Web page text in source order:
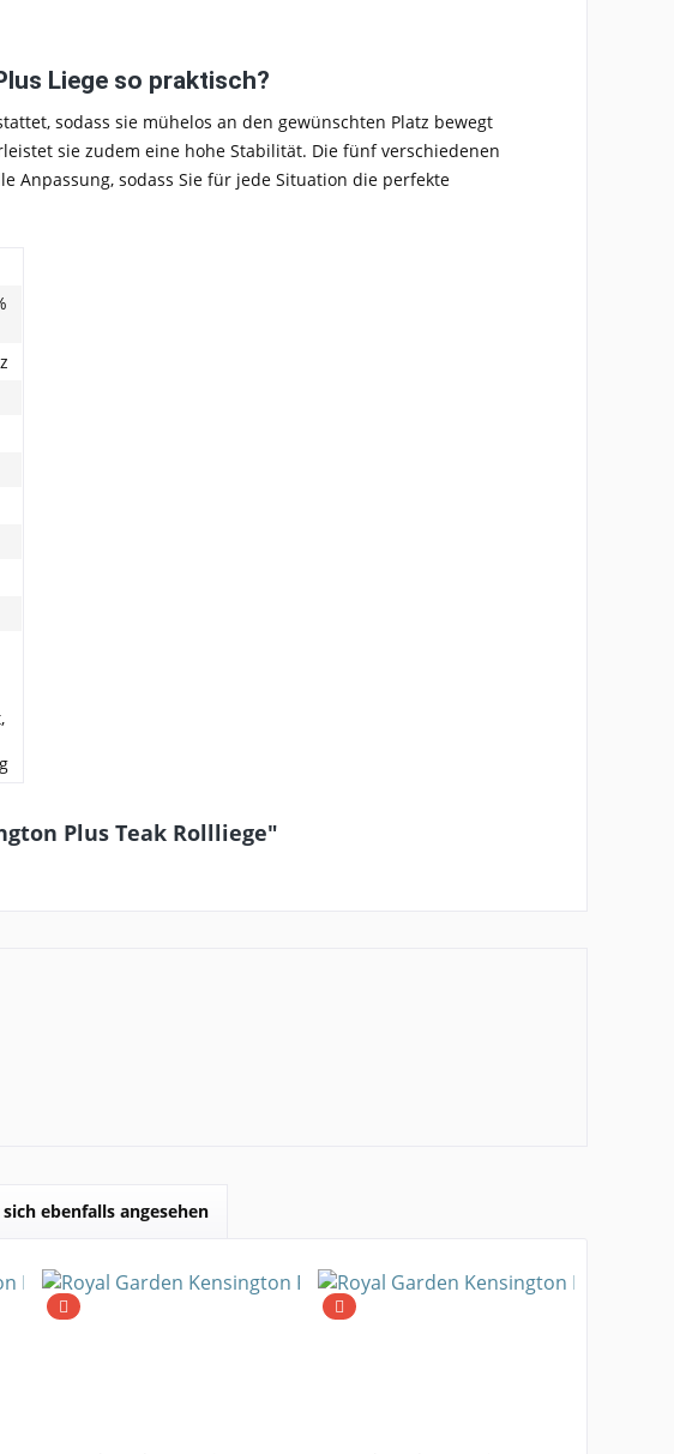
Liege so praktisch?
, sodass sie mühelos an den gewünschten Platz bewegt
sie zudem eine hohe Stabilität. Die fünf verschiedenen
Anpassung, sodass Sie für jede Situation die perfekte
Plus Teak Rollliege"
ebenfalls angesehen